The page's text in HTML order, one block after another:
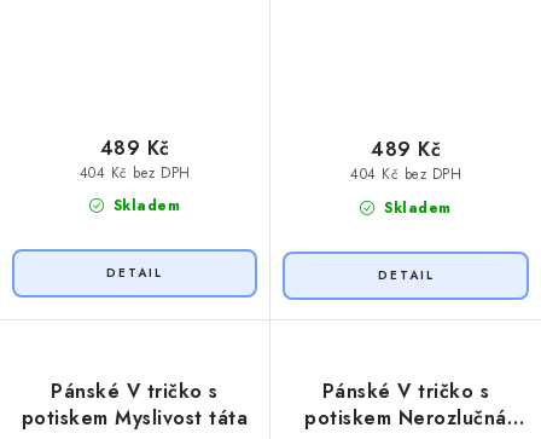
Skladem
404 Kč bez DPH
489 Kč
Skladem
404 Kč bez DPH
489 Kč
Pánské V tričko s
potiskem Myslivost táta
Pánské V tričko s
potiskem Nerozlučná